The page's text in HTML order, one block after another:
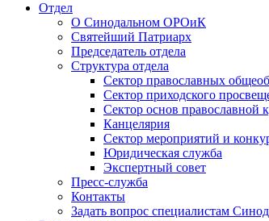
Отдел
О Синодальном ОРОиК
Святейший Патриарх
Председатель отдела
Структура отдела
Сектор православных
Сектор приходского
Сектор основ православной
Канцелярия
Сектор мероприятий и
Юридическая служба
Экспертный совет
Пресс-служба
Контакты
Задать вопрос специалистам